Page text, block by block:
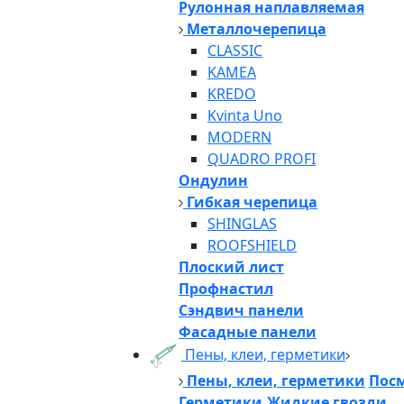
Рулонная наплавляемая
Металлочерепица
CLASSIC
KAMEA
KREDO
Kvinta Uno
MODERN
QUADRO PROFI
Ондулин
Гибкая черепица
SHINGLAS
ROOFSHIELD
Плоский лист
Профнастил
Сэндвич панели
Фасадные панели
Пены, клеи, герметики
Пены, клеи, герметики